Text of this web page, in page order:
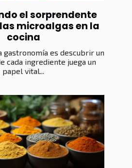
el sorprendente
microalgas en la
cocina
gastronomía es descubrir un
cada ingrediente juega un
papel vital...